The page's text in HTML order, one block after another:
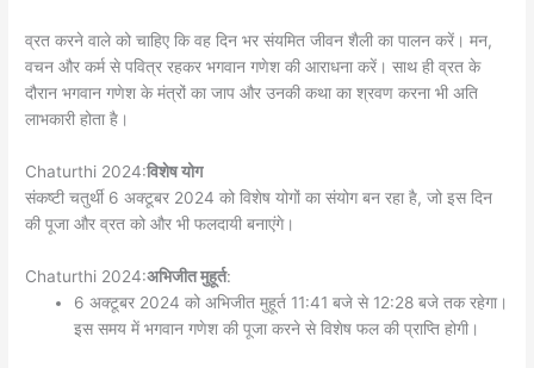
व्रत करने वाले को चाहिए कि वह दिन भर संयमित जीवन शैली का पालन करें। मन,
वचन और कर्म से पवित्र रहकर भगवान गणेश की आराधना करें। साथ ही व्रत के
दौरान भगवान गणेश के मंत्रों का जाप और उनकी कथा का श्रवण करना भी अति
लाभकारी होता है।
Chaturthi 2024:विशेष योग
संकष्टी चतुर्थी 6 अक्टूबर 2024 को विशेष योगों का संयोग बन रहा है, जो इस दिन
की पूजा और व्रत को और भी फलदायी बनाएंगे।
Chaturthi 2024:अभिजीत मुहूर्त:
6 अक्टूबर 2024 को अभिजीत मुहूर्त 11:41 बजे से 12:28 बजे तक रहेगा।
इस समय में भगवान गणेश की पूजा करने से विशेष फल की प्राप्ति होगी।